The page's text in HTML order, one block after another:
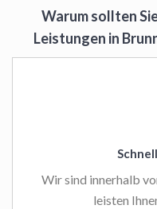
Warum sollten
Leistungen in
Wir sind innerhalb
leisten